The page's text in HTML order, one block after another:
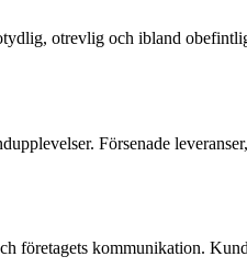
otrevlig och ibland
Försenade
företagets kommunikation.